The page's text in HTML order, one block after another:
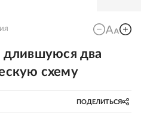
длившуюся два
схему
ПОДЕЛИТЬСЯ